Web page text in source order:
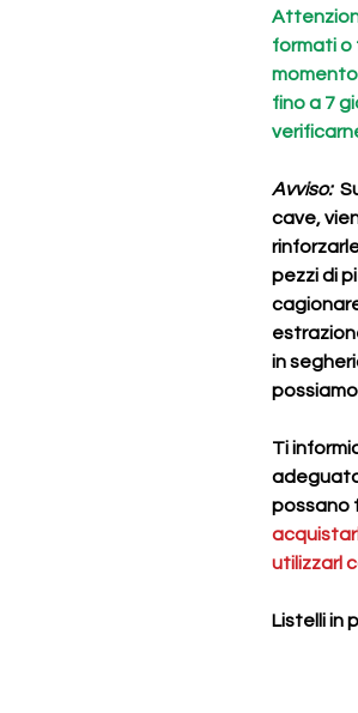
formati o
fino a 7
Avviso:
cave,
pezzi di
in
Ti
possano
utilizzarl
Listelli in